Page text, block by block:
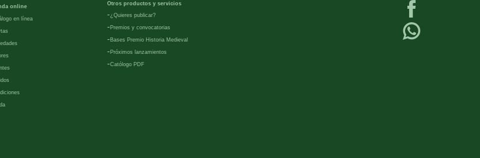
online
en línea
Otros productos y servicios
-¿Quieres publicar?
- Premios y convocatorias
- Bases Premio Historia Medieval
- Próximos lanzamientos
-Católogo PDF